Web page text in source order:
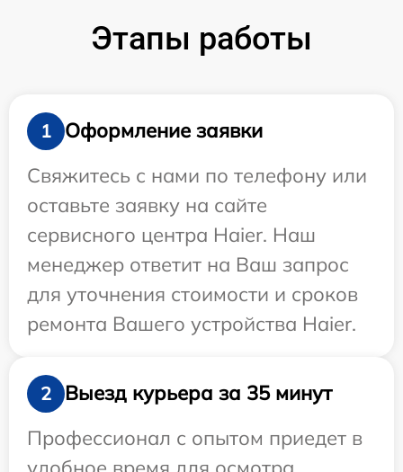
Этапы работы
1
Оформление заявки
Свяжитесь с нами по телефону или
оставьте заявку на сайте
сервисного центра Haier. Наш
менеджер ответит на Ваш запрос
для уточнения стоимости и сроков
ремонта Вашего устройства Haier.
2
Выезд курьера за 35 минут
Профессионал с опытом приедет в